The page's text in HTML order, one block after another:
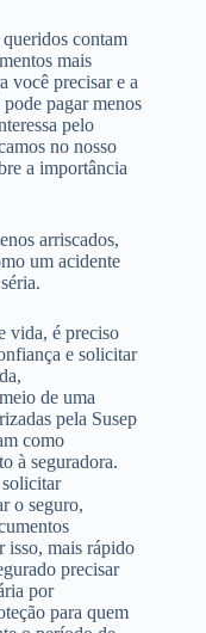
queridos contam
mais
você precisar e a
pagar menos
pelo
no nosso
a importância
arriscados,
um acidente
vida, é preciso
e solicitar
de uma
pela Susep
como
à seguradora.
o seguro,
isso, mais rápido
precisar
por
para quem